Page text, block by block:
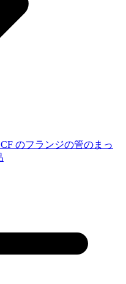
のフランジの管のまっ